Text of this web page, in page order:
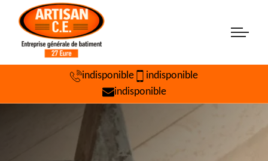
indisponible
indisponible
indisponible